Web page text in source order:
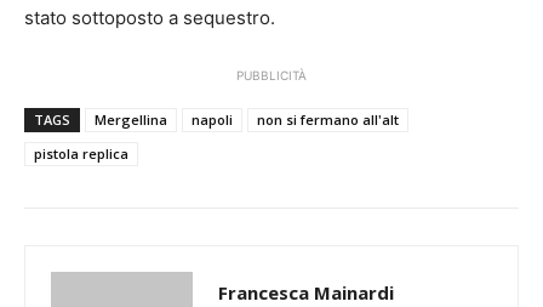
stato sottoposto a sequestro.
PUBBLICITÀ
TAGS Mergellina napoli
non si fermano all'alt
pistola replica
Francesca Mainardi